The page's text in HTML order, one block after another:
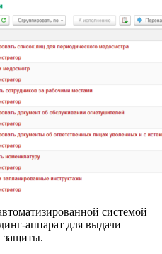
системой
аппарат для выдачи
защиты.